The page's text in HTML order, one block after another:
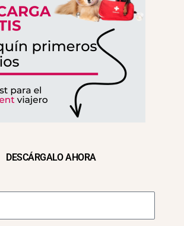
partir de los tres meses de edad,
los 15.000 euros.
Lo que significa que si tienes
estén identificados con
de Compañía).
DESCÁRGALO AHORA